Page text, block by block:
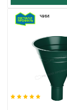
В наличии